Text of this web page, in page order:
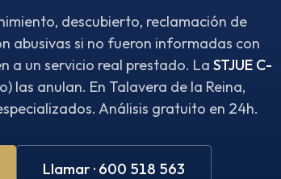
descubierto, reclamación de
abusivas si no fueron informadas con
a un servicio real prestado. La STJUE C-
las anulan. En Talavera de la Reina,
Análisis gratuito en 24h.
Llamar · 600 518 563